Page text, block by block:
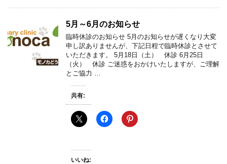
み
5月～6月のお知らせ
臨時休診のお知らせ 5月のお知らせが遅くなり大変
申し訳ありませんが、下記日程で臨時休診とさせて
いただきます。 5月18日（土） 休診 6月25日
（火） 休診 ご迷惑をおかけいたしますが、ご理解
とご協力 …
共有:
いいね: